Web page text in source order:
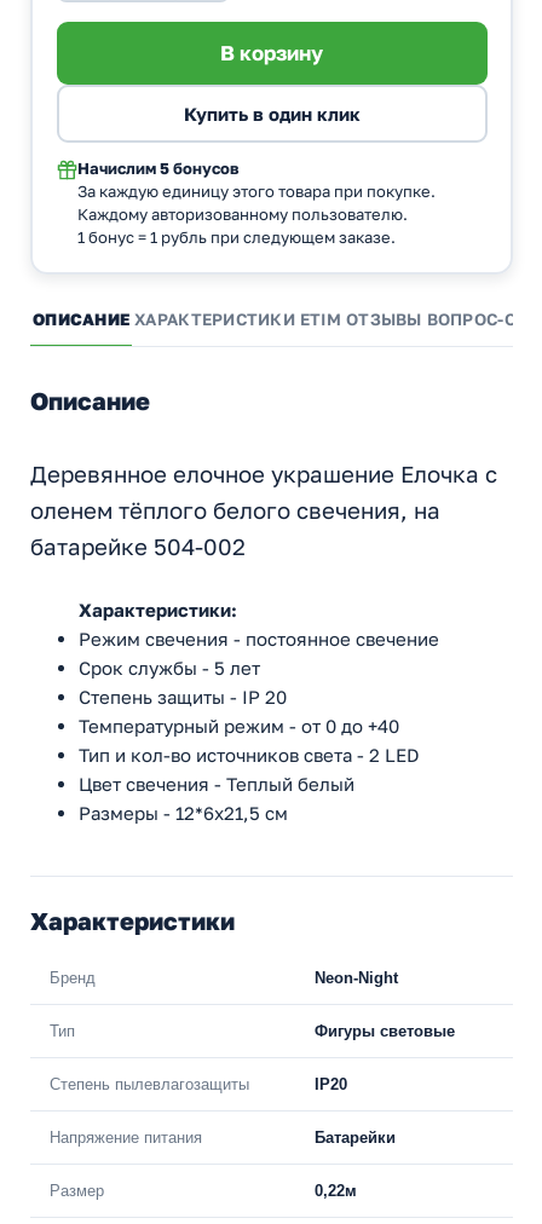
Начислим 5 бонусов
За каждую единицу этого товара при покупке.
Каждому авторизованному пользователю.
1 бонус = 1 рубль при следующем заказе.
ОПИСАНИЕ ХАРАКТЕРИСТИКИ ETIM ОТЗЫВЫ ВОПРОС-
Описание
Деревянное елочное украшение Елочка с
оленем тёплого белого свечения, на
батарейке 504-002
Характеристики:
Режим свечения - постоянное свечение
Срок службы - 5 лет
Степень защиты - IP 20
Температурный режим - от 0 до +40
Тип и кол-во источников света - 2 LED
Цвет свечения - Теплый белый
Размеры - 12*6x21,5 см
Характеристики
Бренд Neon-Night
Тип Фигуры световые
Степень пылевлагозащиты IP20
Напряжение питания Батарейки
Размер 0,22м